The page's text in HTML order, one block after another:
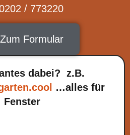
/ 773220
Zum Formular
dabei? z.B.
…alles für
Fenster